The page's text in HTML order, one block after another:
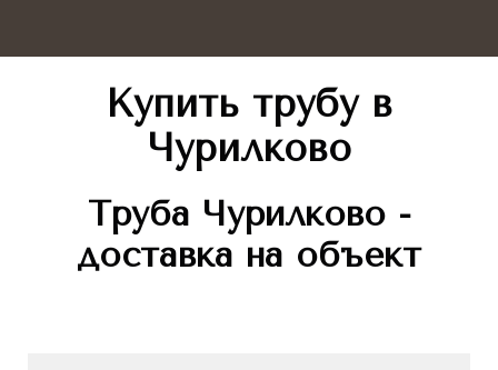
Купить трубу в
Чурилково
Труба Чурилково -
доставка на объект